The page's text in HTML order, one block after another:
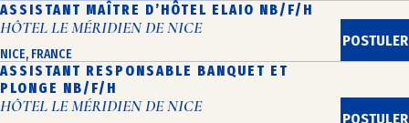
ASSISTANT MAÎTRE D’HÔTEL ELAIO NB/F/H
HÔTEL LE MÉRIDIEN DE NICE
NICE, FRANCE
POSTULER
ASSISTANT RESPONSABLE BANQUET ET
PLONGE NB/F/H
HÔTEL LE MÉRIDIEN DE NICE
POSTULER